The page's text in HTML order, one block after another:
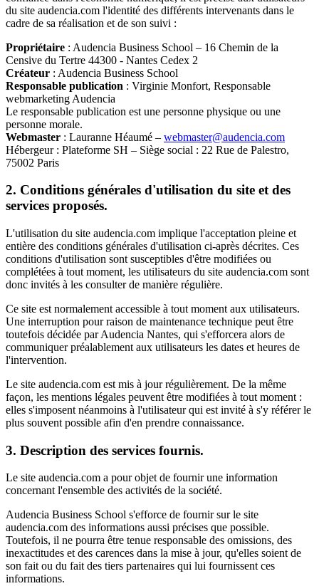
du site audencia.com l'identité des différents intervenants dans le
cadre de sa réalisation et de son suivi :
Propriétaire : Audencia Business School – 16 Chemin de la
Censive du Tertre 44300 - Nantes Cedex 2
Créateur : Audencia Business School
Responsable publication : Virginie Monfort, Responsable
webmarketing Audencia
Le responsable publication est une personne physique ou une
personne morale.
Webmaster : Lauranne Héaumé – webmaster@audencia.com
Hébergeur : Plateforme SH – Siège social : 22 Rue de Palestro,
75002 Paris
2. Conditions générales d'utilisation du site et des
services proposés.
L'utilisation du site audencia.com implique l'acceptation pleine et
entière des conditions générales d'utilisation ci-après décrites. Ces
conditions d'utilisation sont susceptibles d'être modifiées ou
complétées à tout moment, les utilisateurs du site audencia.com sont
donc invités à les consulter de manière régulière.
Ce site est normalement accessible à tout moment aux utilisateurs.
Une interruption pour raison de maintenance technique peut être
toutefois décidée par Audencia Nantes, qui s'efforcera alors de
communiquer préalablement aux utilisateurs les dates et heures de
l'intervention.
Le site audencia.com est mis à jour régulièrement. De la même
façon, les mentions légales peuvent être modifiées à tout moment :
elles s'imposent néanmoins à l'utilisateur qui est invité à s'y référer le
plus souvent possible afin d'en prendre connaissance.
3. Description des services fournis.
Le site audencia.com a pour objet de fournir une information
concernant l'ensemble des activités de la société.
Audencia Business School s'efforce de fournir sur le site
audencia.com des informations aussi précises que possible.
Toutefois, il ne pourra être tenue responsable des omissions, des
inexactitudes et des carences dans la mise à jour, qu'elles soient de
son fait ou du fait des tiers partenaires qui lui fournissent ces
informations.